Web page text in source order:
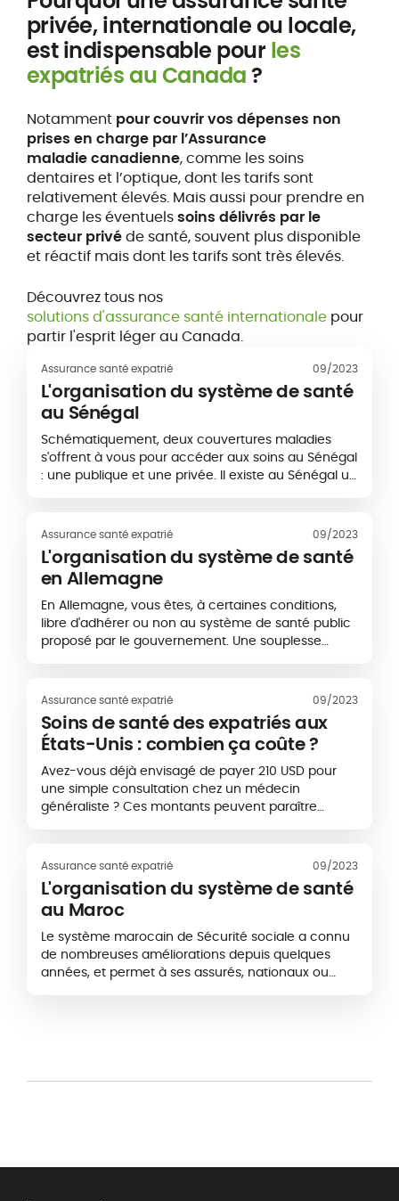
privée, internationale ou locale,
est indispensable pour les
expatriés au Canada ?
Notamment pour couvrir vos dépenses non
prises en charge par l’Assurance
maladiecanadienne, comme les soins
dentaires et l’optique, dont les tarifs sont
relativement élevés. Mais aussi pour prendre en
charge les éventuelssoins délivrés par le
secteur privéde santé, souvent plus disponible
et réactif mais dont les tarifs sont très élevés.
Découvrez tous nos
solutions d'assurance santé internationalepour
partir l'esprit léger au Canada.
Assurance santé expatrié 09/2023
L'organisation du système de santé
au Sénégal
Schématiquement, deux couvertures maladies
s'offrent à vous pour accéder aux soins au Sénégal
: une publique et une privée. Il existe au Sénégal un
Assurance santé expatrié 09/2023
L'organisation du système de santé
en Allemagne
En Allemagne, vous êtes, à certaines conditions,
libre d'adhérer ou non au système de santé public
proposé par le gouvernement. Une souplesse
nombreux...
Assurance santé expatrié 09/2023
Soins de santé des expatriés aux
États-Unis : combien ça coûte ?
Avez-vous déjà envisagé de payer 210 USD pour
une simple consultation chez un médecin
généraliste ? Ces montants peuvent paraître
États-Unis !...
Assurance santé expatrié 09/2023
L'organisation du système de santé
au Maroc
Le système marocain de Sécurité sociale a connu
de nombreuses améliorations depuis quelques
années, et permet à ses assurés, nationaux ou